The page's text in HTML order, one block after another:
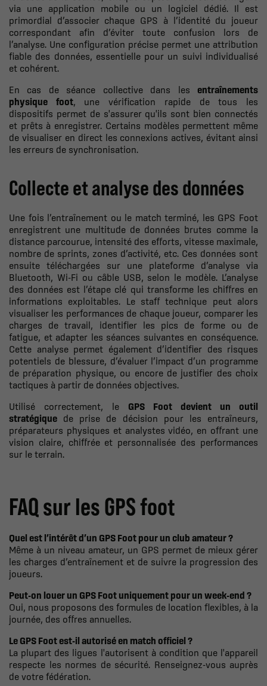
via une application mobile ou un logiciel dédié. Il est
primordial d’associer chaque GPS à l’identité du joueur
correspondant afin d’éviter toute confusion lors de
l’analyse. Une configuration précise permet une attribution
fiable des données, essentielle pour un suivi individualisé
et cohérent.
En cas de séance collective dans les entraînements
physique foot, une vérification rapide de tous les
dispositifs permet de s'assurer qu'ils sont bien connectés
et prêts à enregistrer. Certains modèles permettent même
de visualiser en direct les connexions actives, évitant ainsi
les erreurs de synchronisation.
Collecte et analyse des données
Une fois l’entraînement ou le match terminé, les GPS Foot
enregistrent une multitude de données brutes comme la
distance parcourue, intensité des efforts, vitesse maximale,
nombre de sprints, zones d’activité, etc. Ces données sont
ensuite téléchargées sur une plateforme d’analyse via
Bluetooth, Wi-Fi ou câble USB, selon le modèle. L’analyse
des données est l’étape clé qui transforme les chiffres en
informations exploitables. Le staff technique peut alors
visualiser les performances de chaque joueur, comparer les
charges de travail, identifier les pics de forme ou de
fatigue, et adapter les séances suivantes en conséquence.
Cette analyse permet également d’identifier des risques
potentiels de blessure, d’évaluer l’impact d’un programme
de préparation physique, ou encore de justifier des choix
tactiques à partir de données objectives.
Utilisé correctement, le GPS Foot devient un outil
stratégique de prise de décision pour les entraîneurs,
préparateurs physiques et analystes vidéo, en offrant une
vision claire, chiffrée et personnalisée des performances
sur le terrain.
FAQ sur les GPS foot
Quel est l’intérêt d’un GPS Foot pour un club amateur ?
Même à un niveau amateur, un GPS permet de mieux gérer
les charges d’entraînement et de suivre la progression des
joueurs.
Peut-on louer un GPS Foot uniquement pour un week-end ?
Oui, nous proposons des formules de location flexibles, à la
journée, des offres annuelles.
Le GPS Foot est-il autorisé en match officiel ?
La plupart des ligues l'autorisent à condition que l'appareil
respecte les normes de sécurité. Renseignez-vous auprès
de votre fédération.